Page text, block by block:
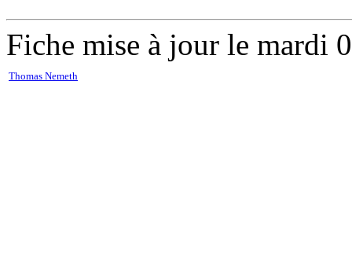
Fiche mise à jour le mardi
Thomas Nemeth